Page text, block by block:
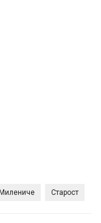
Старост